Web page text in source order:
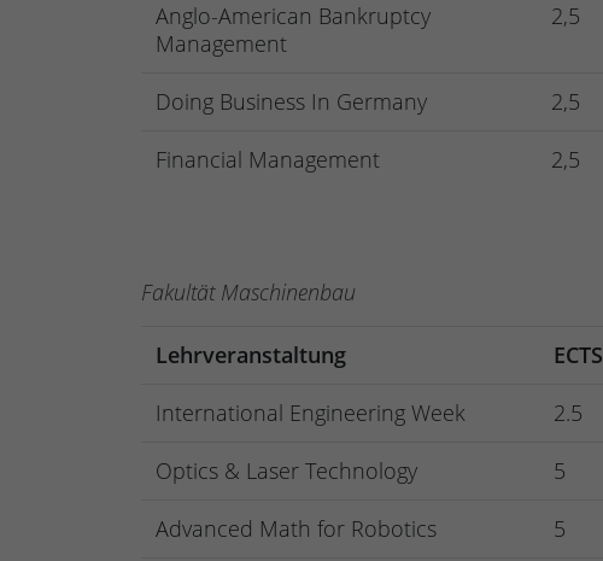
Anglo-American Bankruptcy
Management
2,5
Doing Business In Germany 2,5
Financial Management
2,5
Fakultät Maschinenbau
Lehrveranstaltung ECTS
International Engineering Week
2.5
Optics & Laser Technology
5
Advanced Math for Robotics
5